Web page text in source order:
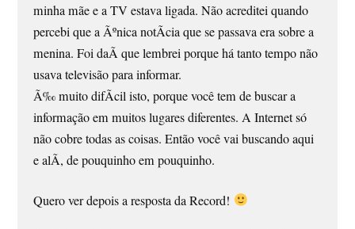
minha mãe e a TV estava ligada. Não acreditei quando
percebi que a Ãºnica notÃ­cia que se passava era sobre a
menina. Foi daÃ­ que lembrei porque há tanto tempo não
usava televisão para informar.
Ã‰ muito difÃ­cil isto, porque você tem de buscar a
informação em muitos lugares diferentes. A Internet só
não cobre todas as coisas. Então você vai buscando aqui
e alÃ­, de pouquinho em pouquinho.
Quero ver depois a resposta da Record!